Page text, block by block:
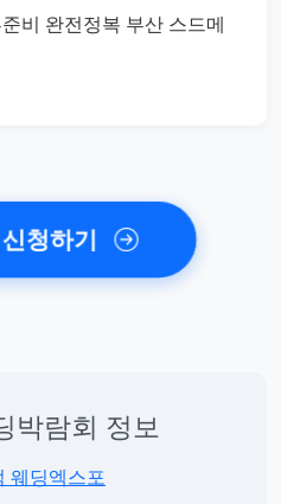
비 완전정복 부산 스드메
청하기
박람회 정보
웨딩엑스포